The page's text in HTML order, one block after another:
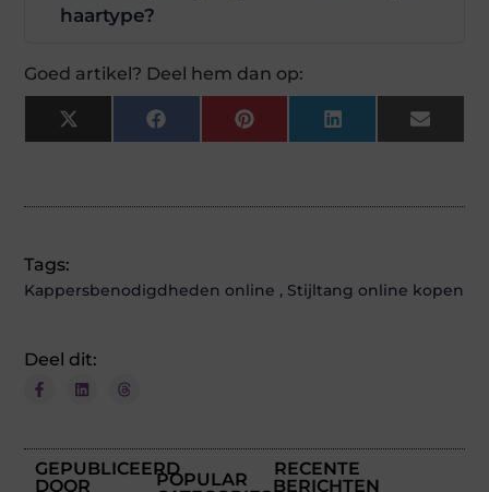
haartype?
Goed artikel? Deel hem dan op:
X
(Twitter)
FacebookPinterestLinkedInEmail
Tags:
Kappersbenodigdheden online , Stijltang online kopen
Deel dit:
GEPUBLICEERD
DOOR
POPULAR
RECENTE
BERICHTEN